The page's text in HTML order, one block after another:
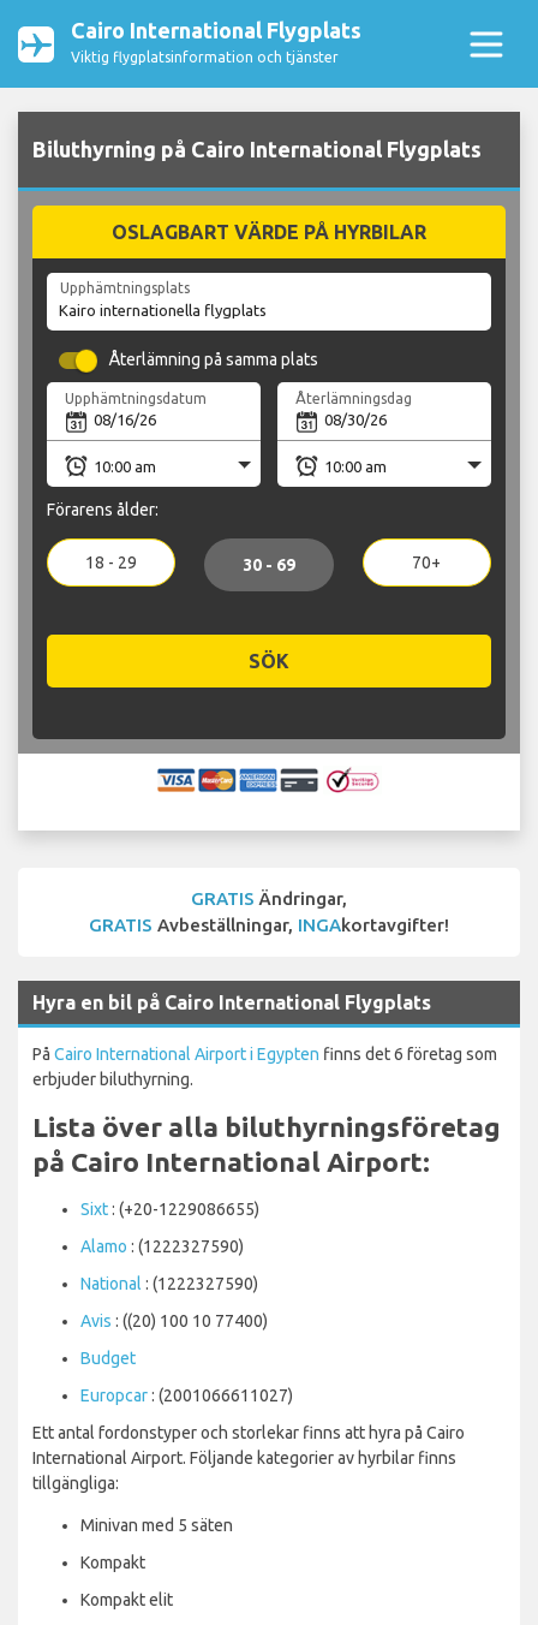
Cairo International Flygplats
Viktig flygplatsinformation och tjänster
Biluthyrning på Cairo International Flygplats
OSLAGBART VÄRDE PÅ HYRBILAR
Upphämtningsplats
Återlämning på samma plats
Upphämtningsdatum Återlämningsdag
Förarens ålder:
18 - 29 30 - 69 70+
SÖK
GRATIS Ändringar,
GRATIS Avbeställningar, INGAkortavgifter!
Hyra en bil på Cairo International Flygplats
På Cairo International Airport i Egypten finns det 6 företag som
erbjuder biluthyrning.
Lista över alla biluthyrningsföretag
på Cairo International Airport:
Sixt: (+20-1229086655)
Alamo : (1222327590)
National : (1222327590)
Avis : ((20) 100 10 77400)
Budget
Europcar: (2001066611027)
Ett antal fordonstyper och storlekar finns att hyra på Cairo
International Airport. Följande kategorier av hyrbilar finns
tillgängliga:
Minivan med 5 säten
Kompakt
Kompakt elit